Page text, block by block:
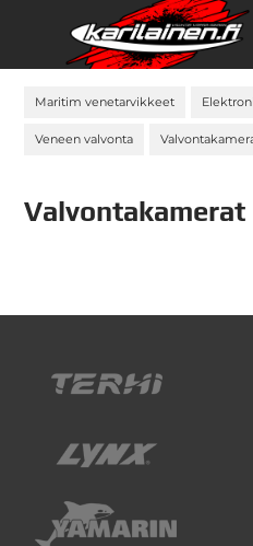
Maritim venetarvikkeet
Veneen valvonta
Valvontakamerat